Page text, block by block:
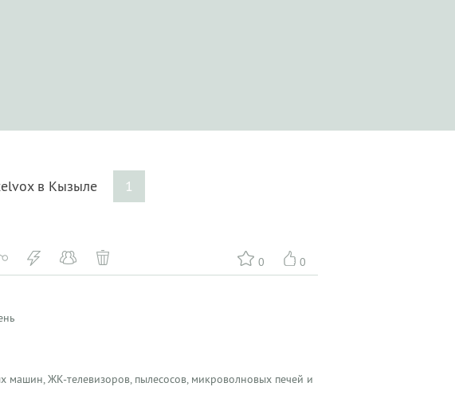
в Кызыле 1
0 0
машин, ЖК-телевизоров, пылесосов, микроволновых печей и